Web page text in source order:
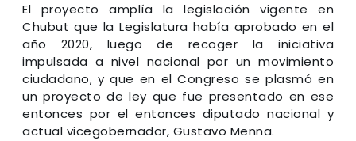
El proyecto amplía la legislación vigente en
Chubut que la Legislatura había aprobado en el
año 2020, luego de recoger la iniciativa
impulsada a nivel nacional por un movimiento
ciudadano, y que en el Congreso se plasmó en
un proyecto de ley que fue presentado en ese
entonces por el entonces diputado nacional y
actual vicegobernador, Gustavo Menna.